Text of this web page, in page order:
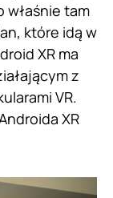
właśnie tam
które idą w
XR ma
z
VR.
XR